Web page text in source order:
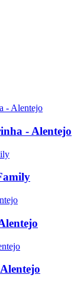
- Alentejo